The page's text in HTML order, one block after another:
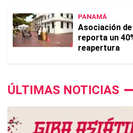
PANAMÁ
Asociación
reporta un
reapertura
ÚLTIMAS NOTICIAS